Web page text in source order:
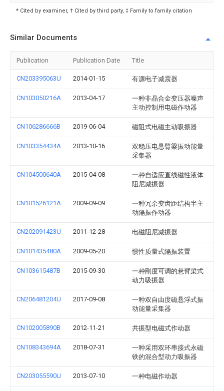
* Cited by examiner, † Cited by third party, ‡ Family to family citation
Similar Documents
Publication Publication Date Title
CN203395063U 2014-01-15 有源电子减震器
CN103050216A 2013-04-17
一种非晶合金变压器噪声
主动控制用电磁作动器
CN106286666B 2019-06-04 磁阻式电磁主动吸振器
CN103354434A 2013-10-16
双稳压电悬臂梁振动能量
采集器
CN104500640A 2015-04-08
一种自适应直线磁性液体
阻尼减振器
CN101526121A 2009-09-09
一种冗余变齿距结构半主
动隔振作动器
CN202091423U 2011-12-28 电磁阻尼减振器
CN101435480A 2009-05-20 惯性质量式隔振装置
CN103615487B 2015-09-30
一种刚度可调的悬臂梁式
动力吸振器
CN206481204U 2017-09-08
一种双自由度磁悬浮式振
动能量采集器
CN102005890B 2012-11-21 共振型电磁式作动器
CN108343694A 2018-07-31
一种采用双环串接式永磁
铁的混合型动力吸振器
CN203055590U 2013-07-10 一种电磁作动器